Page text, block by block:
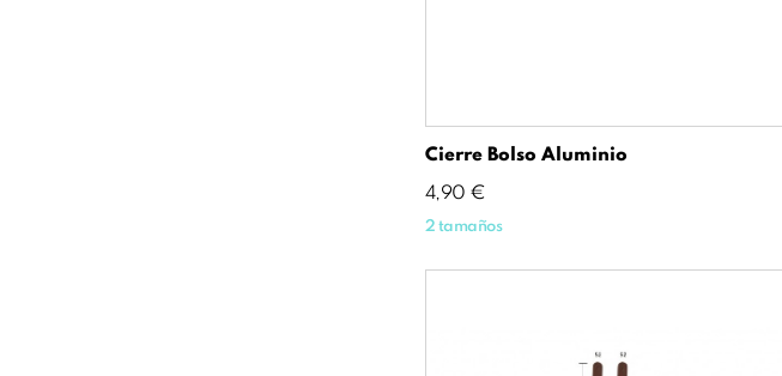
Cierre Bolso Aluminio
Precio
4,90 €
2 tamaños